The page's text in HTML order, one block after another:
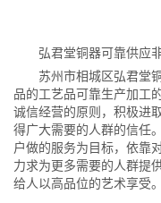
弘君堂铜器可靠供应
苏州市相城区弘君堂
品的工艺品可靠生产加工
诚信经营的原则，积极进
得广大需要的人群的信任
户做的服务为目标，依靠
力求为更多需要的人群提
给人以高品位的艺术享受。